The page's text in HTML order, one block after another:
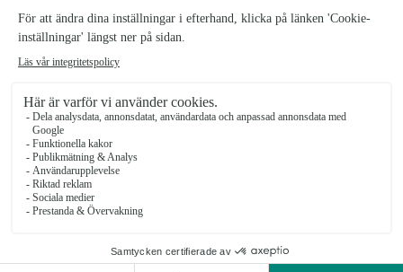
695 kr
Antal
KÖP